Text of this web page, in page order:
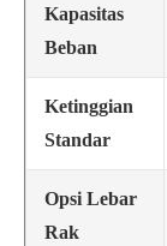
Kapasitas
Beban
Ketinggian
Standar
Opsi Lebar
Rak